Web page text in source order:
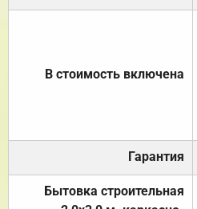
В стоимость включена
Гарантия
Бытовка строительная